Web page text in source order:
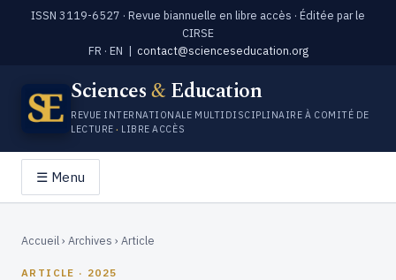
ISSN 3119-6527 · Revue biannuelle en libre accès · Éditée par le
CIRSE
FR · EN | contact@scienceseducation.org
Sciences& Education
REVUE INTERNATIONALE MULTIDISCIPLINAIRE À COMITÉ DE
LECTURE· LIBRE ACCÈS
☰ Menu
Accueil › Archives › Article
ARTICLE · 2025